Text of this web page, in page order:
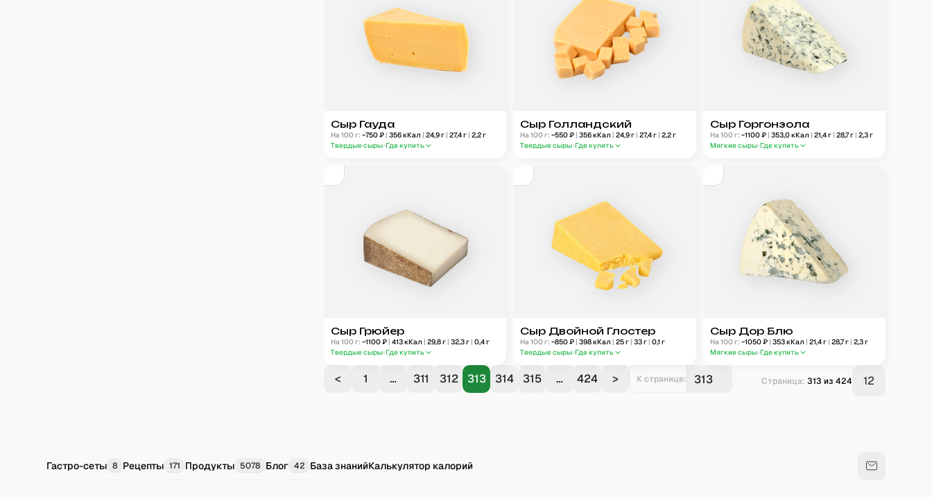
Сыр Гауда
На 100 г: ~750₽ | 356кКал | 24,9г | 27,4г | 2,2г
Твердые сыры Где купить
Сыр Голландский
На 100 г: ~550₽ | 356кКал | 24,9г | 27,4г | 2,2г
Твердые сыры Где купить
Сыр Горгонзола
На 100 г: ~1100₽ | 353,0кКал | 21,4г | 28,7г | 2,3г
Мягкие сыры Где купить
Сыр Грюйер
На 100 г: ~1100₽ | 413кКал | 29,8г | 32,3г | 0,4г
Твердые сыры Где купить
Сыр Двойной Глостер
На 100 г: ~850₽ | 398кКал | 25г | 33г | 0,1 г
Твердые сыры Где купить
Сыр Дор Блю
На 100 г: ~1050₽ | 353кКал | 21,4г | 28,7г | 2,3г
Мягкие сыры Где купить
< 1 … 311 312 313 314 315 … 424 > К странице: Страница: 313 из 424 12
Гастро-сеты 8 Рецепты 171 Продукты 5078 Блог 42 База знанийКалькулятор калорий